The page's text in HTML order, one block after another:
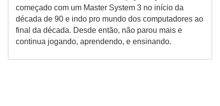
começado com um Master System 3 no início da
década de 90 e indo pro mundo dos computadores ao
final da década. Desde então, não parou mais e
continua jogando, aprendendo, e ensinando.